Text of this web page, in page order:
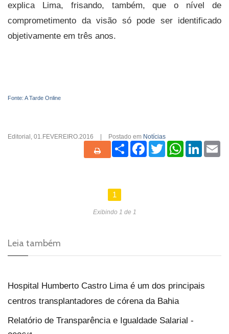
explica Lima, frisando, também, que o nível de
comprometimento da visão só pode ser identificado
objetivamente em três anos.
Fonte: A Tarde Online
Editorial , 01.FEVEREIRO.2016 Postado em Notícias
ShareFacebook
TwitterWhatsApp
1
Exibindo 1 de 1
Leia também
Hospital Humberto Castro Lima é um dos principais
centros transplantadores de córena da Bahia
Relatório de Transparência e Igualdade Salarial -